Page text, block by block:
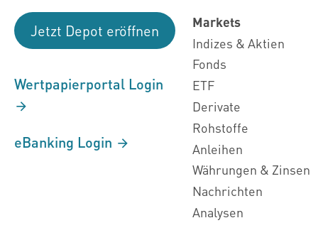
Jetzt Depot eröffnen
Wertpapierportal Login
eBanking Login
Markets
Indizes & Aktien
Fonds
ETF
Derivate
Rohstoffe
Anleihen
Währungen & Zinsen
Nachrichten
Analysen